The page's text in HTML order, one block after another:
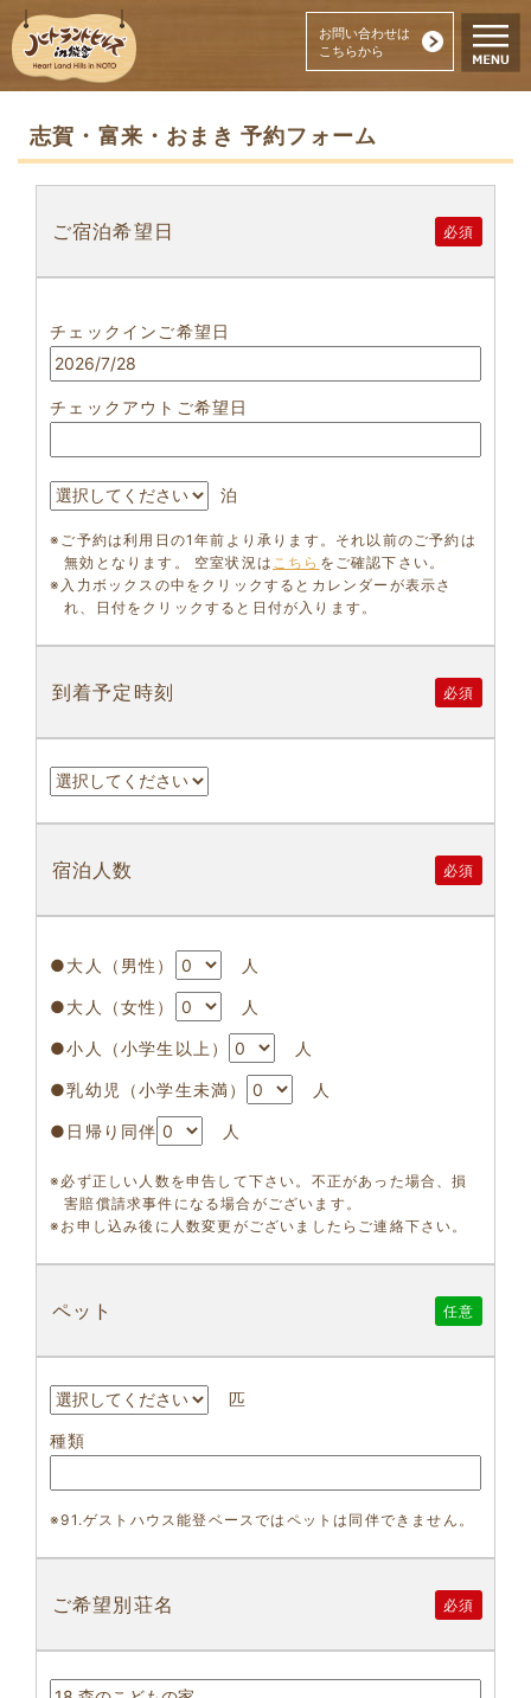
お問い合わせは
こちらから
志賀・富来・おまき 予約フォーム
ご宿泊希望日 必須
チェックインご希望日
チェックアウトご希望日
泊
※ご予約は利用日の1年前より承ります。それ以前のご予約は
無効となります。 空室状況は こちら をご確認下さい。
※入力ボックスの中をクリックするとカレンダーが表示さ
れ、日付をクリックすると日付が入ります。
到着予定時刻 必須
宿泊人数 必須
●大人（男性） 人
●大人（女性） 人
●小人（小学生以上） 人
●乳幼児（小学生未満） 人
●日帰り同伴 人
※必ず正しい人数を申告して下さい。不正があった場合、損
害賠償請求事件になる場合がございます。
※お申し込み後に人数変更がございましたらご連絡下さい。
ペット 任意
匹
種類
※91.ゲストハウス能登ベースではペットは同伴できません。
ご希望別荘名 必須